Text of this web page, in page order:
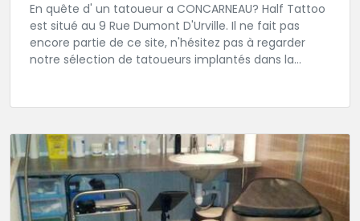
En quête d' un tatoueur a CONCARNEAU? Half Tattoo
est situé au 9 Rue Dumont D'Urville. Il ne fait pas
encore partie de ce site, n'hésitez pas à regarder
notre sélection de tatoueurs implantés dans la